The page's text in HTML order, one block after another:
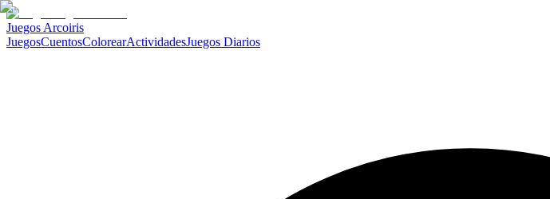
Juegos Arcoiris
JuegosCuentosColorearActividadesJuegos Diarios